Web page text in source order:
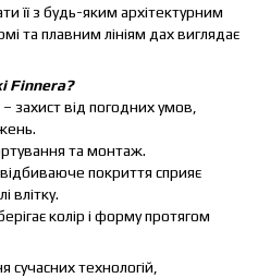
її з будь-яким архітектурним
та плавним лініям дах виглядає
Finnera?
– захист від погодних умов,
та монтаж.
покриття сприяє
влітку.
колір і форму протягом
сучасних технологій,